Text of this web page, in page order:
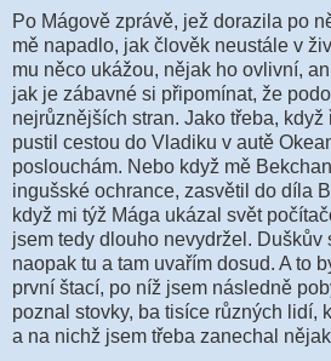
Po Mágově zprávě, jež dorazila po
mě napadlo, jak člověk neustále v
mu něco ukážou, nějak ho ovlivní,
jak je zábavné si připomínat, že
nejrůznějších stran. Jako třeba,
pustil cestou do Vladiku v autě
poslouchám. Nebo když mě
ingušské ochrance, zasvětil do díla
když mi týž Mága ukázal svět
jsem tedy dlouho nevydržel. Duškův
naopak tu a tam uvařím dosud. A to
první štací, po níž jsem následně
poznal stovky, ba tisíce různých lidí,
a na nichž jsem třeba zanechal